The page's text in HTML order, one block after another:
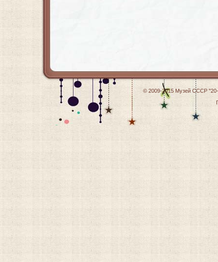
© 2009-2015 Музей СССР